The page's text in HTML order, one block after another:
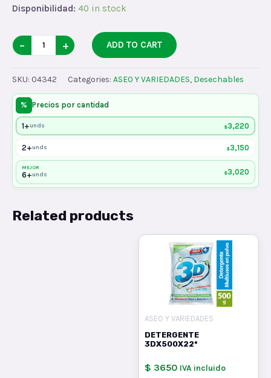
Disponibilidad: 40 in stock
PITILLO
FLEXADOx50
quantity
− + ADD TO CART
SKU: 04342 Categories: ASEO Y VARIEDADES, Desechables
% Precios por cantidad
1+unds $3,220
2+unds $3,150
MEJOR
6+unds $3,020
Related products
ASEO Y VARIEDADES
DETERGENTE
3DX500X22*
$ 3650 IVA incluido